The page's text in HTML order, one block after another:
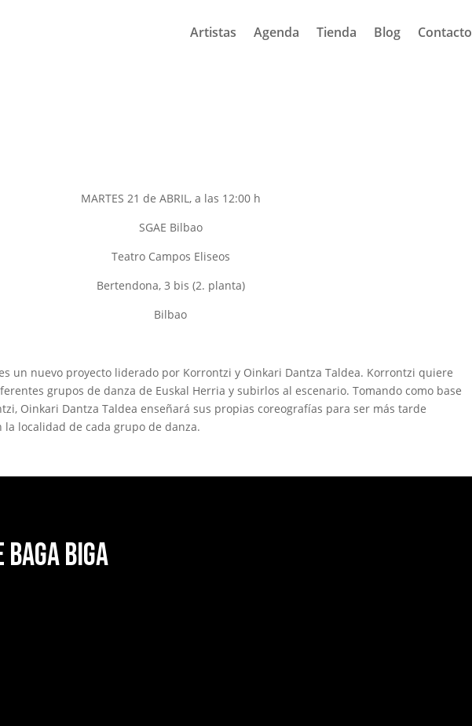
Artistas Agenda Tienda Blog Contacto
MARTES 21 de ABRIL, a las 12:00 h
SGAE Bilbao
Teatro Campos Eliseos
Bertendona, 3 bis (2. planta)
Bilbao
un nuevo proyecto liderado por Korrontzi y Oinkari Dantza Taldea. Korrontzi quiere
grupos de danza de Euskal Herria y subirlos al escenario. Tomando como base
Oinkari Dantza Taldea enseñará sus propias coreografías para ser más tarde
la localidad de cada grupo de danza.
Biga